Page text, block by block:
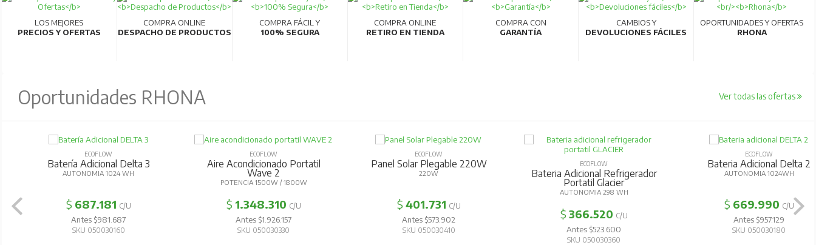
LOS MEJORES
PRECIOS Y OFERTAS
COMPRA ONLINE
DESPACHO DE PRODUCTOS
COMPRA FÁCIL Y
100% SEGURA
COMPRA ONLINE
RETIRO EN TIENDA
COMPRA CON
GARANTÍA
CAMBIOS Y
DEVOLUCIONES FÁCILES
OPORTUNIDADES Y OFERTAS
RHONA
Oportunidades RHONA Ver todas las ofertas
ECOFLOW
Batería Adicional Delta 3
AUTONOMIA 1024 WH
$ 687.181 C/U
Antes $981.687
SKU 050030160
ECOFLOW
Aire Acondicionado Portatil
Wave 2
POTENCIA 1500W / 1800W
$ 1.348.310 C/U
Antes $1.926.157
SKU 050030330
ECOFLOW
Panel Solar Plegable 220W
220W
$ 401.731 C/U
Antes $573.902
SKU 050030410
ECOFLOW
Bateria Adicional Refrigerador
Portatil Glacier
AUTONOMIA 298 WH
$ 366.520 C/U
Antes $523.600
SKU 050030360
ECOFLOW
Bateria Adicional Delta 2
AUTONOMIA 1024WH
$ 669.990 C/U
Antes $957.129
SKU 050030180